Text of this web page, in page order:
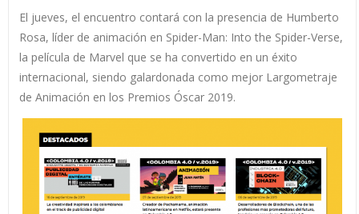
El jueves, el encuentro contará con la presencia de Humberto
Rosa, líder de animación en Spider-Man: Into the Spider-Verse,
la película de Marvel que se ha convertido en un éxito
internacional, siendo galardonada como mejor Largometraje
de Animación en los Premios Óscar 2019.